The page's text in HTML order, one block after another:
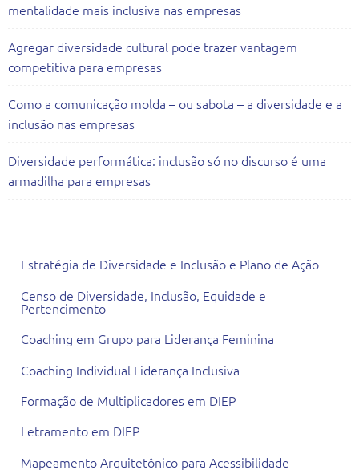
mentalidade mais inclusiva nas empresas
Agregar diversidade cultural pode trazer vantagem
competitiva para empresas
Como a comunicação molda – ou sabota – a diversidade e a
inclusão nas empresas
Diversidade performática: inclusão só no discurso é uma
armadilha para empresas
Estratégia de Diversidade e Inclusão e Plano de Ação
Censo de Diversidade, Inclusão, Equidade e
Pertencimento
Coaching em Grupo para Liderança Feminina
Coaching Individual Liderança Inclusiva
Formação de Multiplicadores em DIEP
Letramento em DIEP
Mapeamento Arquitetônico para Acessibilidade